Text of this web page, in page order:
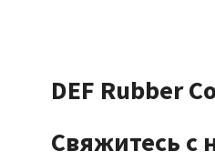
DEF Rubber
Свяжитесь с